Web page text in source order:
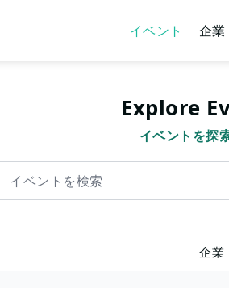
イベント 企業
Explore
イベントを探
企業